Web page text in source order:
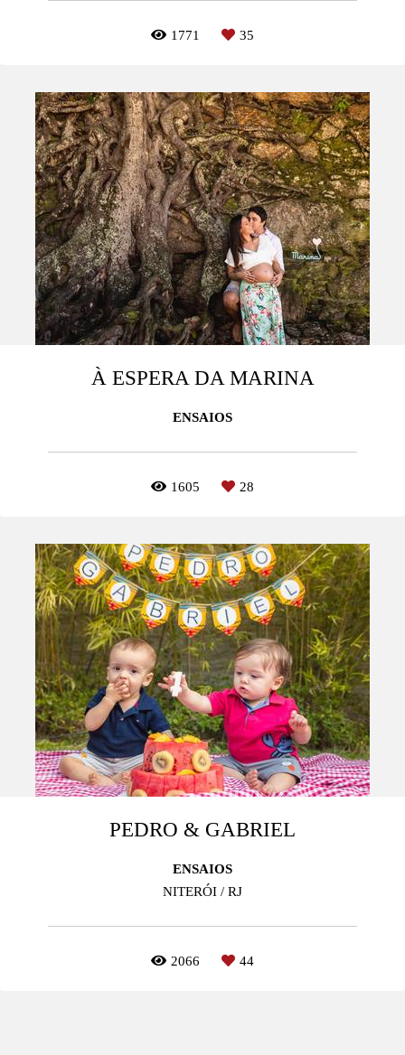
1771 35
À ESPERA DA MARINA
ENSAIOS
1605 28
PEDRO & GABRIEL
ENSAIOS
NITERÓI / RJ
2066 44